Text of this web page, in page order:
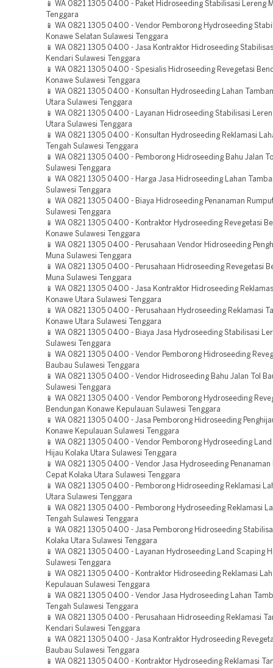
📱 WA 0821 1305 0400 - Paket Hidroseeding Stabilisasi Lereng
Tenggara
📱 WA 0821 1305 0400 - Vendor Pemborong Hydroseeding
Konawe Selatan Sulawesi Tenggara
📱 WA 0821 1305 0400 - Jasa Kontraktor Hidroseeding
Kendari Sulawesi Tenggara
📱 WA 0821 1305 0400 - Spesialis Hidroseeding Revegetasi
Konawe Sulawesi Tenggara
📱 WA 0821 1305 0400 - Konsultan Hydroseeding Lahan
Utara Sulawesi Tenggara
📱 WA 0821 1305 0400 - Layanan Hidroseeding Stabilisasi
Utara Sulawesi Tenggara
📱 WA 0821 1305 0400 - Konsultan Hydroseeding Reklamasi
Tengah Sulawesi Tenggara
📱 WA 0821 1305 0400 - Pemborong Hidroseeding Bahu Jalan
Sulawesi Tenggara
📱 WA 0821 1305 0400 - Harga Jasa Hidroseeding Lahan
Sulawesi Tenggara
📱 WA 0821 1305 0400 - Biaya Hidroseeding Penanaman
Sulawesi Tenggara
📱 WA 0821 1305 0400 - Kontraktor Hydroseeding Revegetasi
Konawe Sulawesi Tenggara
📱 WA 0821 1305 0400 - Perusahaan Vendor Hidroseeding
Muna Sulawesi Tenggara
📱 WA 0821 1305 0400 - Perusahaan Hidroseeding Revegetasi
Muna Sulawesi Tenggara
📱 WA 0821 1305 0400 - Jasa Kontraktor Hidroseeding
Konawe Utara Sulawesi Tenggara
📱 WA 0821 1305 0400 - Perusahaan Hydroseeding Reklamasi
Konawe Utara Sulawesi Tenggara
📱 WA 0821 1305 0400 - Biaya Jasa Hydroseeding Stabilisasi
Sulawesi Tenggara
📱 WA 0821 1305 0400 - Vendor Pemborong Hidroseeding
Baubau Sulawesi Tenggara
📱 WA 0821 1305 0400 - Vendor Hidroseeding Bahu Jalan Tol
Sulawesi Tenggara
📱 WA 0821 1305 0400 - Vendor Pemborong Hydroseeding
Bendungan Konawe Kepulauan Sulawesi Tenggara
📱 WA 0821 1305 0400 - Jasa Pemborong Hidroseeding
Konawe Kepulauan Sulawesi Tenggara
📱 WA 0821 1305 0400 - Vendor Pemborong Hydroseeding
Hijau Kolaka Utara Sulawesi Tenggara
📱 WA 0821 1305 0400 - Vendor Jasa Hydroseeding Penanaman
Cepat Kolaka Utara Sulawesi Tenggara
📱 WA 0821 1305 0400 - Pemborong Hidroseeding Reklamasi
Utara Sulawesi Tenggara
📱 WA 0821 1305 0400 - Pemborong Hydroseeding Reklamasi
Tengah Sulawesi Tenggara
📱 WA 0821 1305 0400 - Jasa Pemborong Hidroseeding
Kolaka Utara Sulawesi Tenggara
📱 WA 0821 1305 0400 - Layanan Hydroseeding Land Scaping
Sulawesi Tenggara
📱 WA 0821 1305 0400 - Kontraktor Hidroseeding Reklamasi
Kepulauan Sulawesi Tenggara
📱 WA 0821 1305 0400 - Vendor Jasa Hydroseeding Lahan
Tengah Sulawesi Tenggara
📱 WA 0821 1305 0400 - Perusahaan Hidroseeding Reklamasi
Kendari Sulawesi Tenggara
📱 WA 0821 1305 0400 - Jasa Kontraktor Hydroseeding
Baubau Sulawesi Tenggara
📱 WA 0821 1305 0400 - Kontraktor Hydroseeding Reklamasi